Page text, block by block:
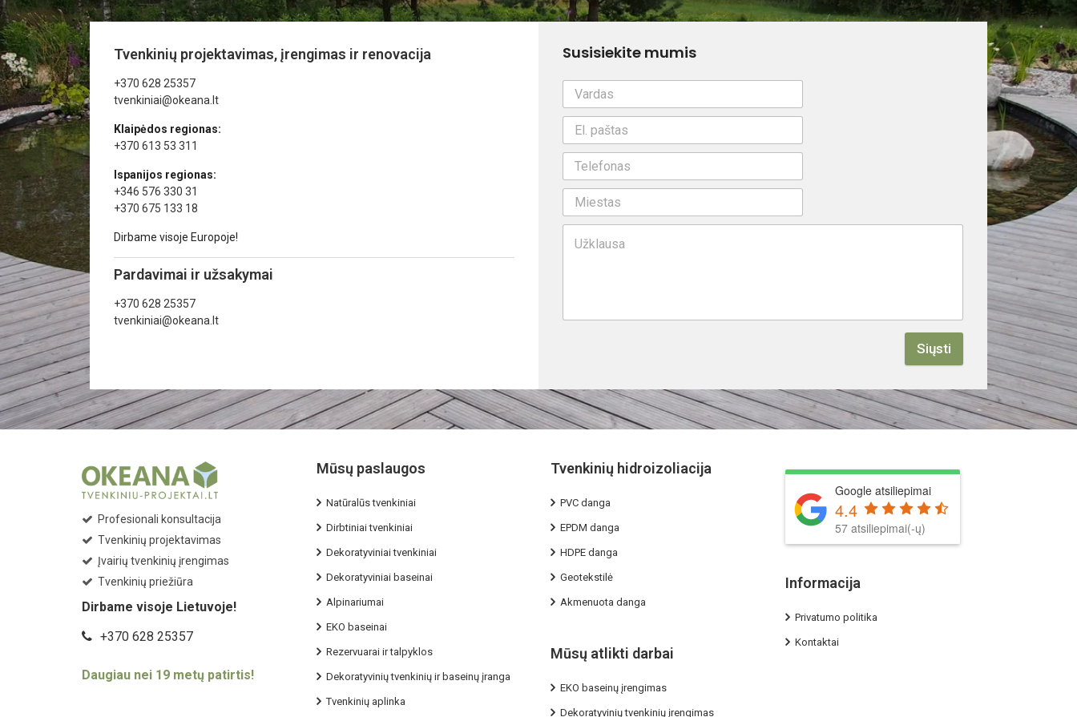
Tvenkinių projektavimas, įrengimas ir renovacija
+370 628 25357
tvenkiniai@okeana.lt
Klaipėdos regionas:
+370 613 53 311
Ispanijos regionas:
+346 576 330 31
+370 675 133 18
Dirbame visoje Europoje!
Pardavimai ir užsakymai
+370 628 25357
tvenkiniai@okeana.lt
Susisiekite mumis
Siųsti
Profesionali konsultacija
Tvenkinių projektavimas
Įvairių tvenkinių įrengimas
Tvenkinių priežiūra
Dirbame visoje Lietuvoje!
+370 628 25357
Daugiau nei 19 metų patirtis!
Mūsų paslaugos
Natūralūs tvenkiniai
Dirbtiniai tvenkiniai
Dekoratyviniai tvenkiniai
Dekoratyviniai baseinai
Alpinariumai
EKO baseinai
Rezervuarai ir talpyklos
Dekoratyvinių tvenkinių ir baseinų įranga
Tvenkinių aplinka
Tvenkinių hidroizoliacija
PVC danga
EPDM danga
HDPE danga
Geotekstilė
Akmenuota danga
Mūsų atlikti darbai
EKO baseinų įrengimas
Dekoratyvinių tvenkinių įrengimas
Google atsiliepimai
4.4
57 atsiliepimai(-ų)
Informacija
Privatumo politika
Kontaktai